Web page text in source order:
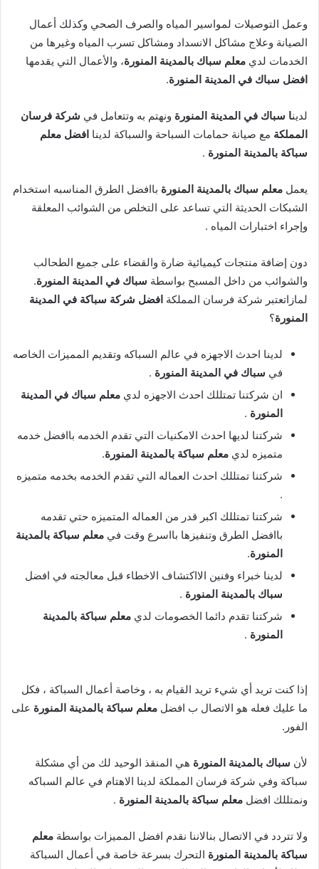
وعمل التوصيلات لمواسير المياه والصرف الصحي وكذلك أعمال
الصيانة وعلاج مشاكل الانسداد ومشاكل تسرب المياه وغيرها من
الخدمات لدي معلم سباك بالمدينة المنورة، والأعمال التي يقدمها
افضل سباك في المدينة المنورة.
لدينا سباك في المدينة المنورة ونهتم به وتتعامل في شركة فرسان
المملكة مع صيانة حمامات السباحة والسباكة لدينا افضل معلم
سباكة بالمدينة المنورة .
يعمل معلم سباك بالمدينة المنورة باافضل الطرق المناسبه استخدام
الشبكات الحديثة التي تساعد على التخلص من الشوائب المعلقة
وإجراء اختبارات المياه .
دون إضافة منتجات كيميائية ضارة والقضاء على جميع الطحالب
والشوائب من داخل المسبح بواسطة سباك في المدينة المنورة.
لمازاتعتبر شركة فرسان المملكة افضل شركة سباكة في المدينة
المنورة؟
لدينا احدث الاجهزه في عالم السباكه وتقديم المميزات الخاصه
في سباك في المدينة المنورة .
ان شركتنا تمتللك احدث الاجهزه لدي معلم سباك في المدينة
المنورة .
شركتنا لديها احدث الامكنيات التي تقدم الخدمه باافضل خدمه
متميزه لدي معلم سباكة بالمدينة المنورة.
شركتنا تمتللك احدث العماله التي تقدم الخدمه بخدمه متميزه
.
شركتنا تمتللك اكبر قدر من العماله المتميزه حتي تقدمه
باافضل الطرق وتنفيزها بااسرع وقت في معلم سباكة بالمدينة
المنورة.
لدينا خبراء وفنين الااكتشاف الاخطاء قبل معالجته في افضل
سباك بالمدينة المنورة .
شركتنا تقدم دائما الخصومات لدي معلم سباكة بالمدينة
المنورة .
إذا كنت تريد أي شيء تريد القيام به ، وخاصة أعمال السباكة ، فكل
ما عليك فعله هو الاتصال ب افضل معلم سباكة بالمدينة المنورة على
الفور.
لأن سباك بالمدينة المنورة هي المنقذ الوحيد لك من أي مشكلة
سباكة وفي شركة فرسان المملكة لدينا الاهتام في عالم السباكه
ونمتللك افضل معلم سباكة بالمدينة المنورة .
ولا تتردد في الاتصال بنالاننا نقدم افضل المميزات بواسطة معلم
سباكة بالمدينة المنورة التحرك بسرعة خاصة في أعمال السباكة